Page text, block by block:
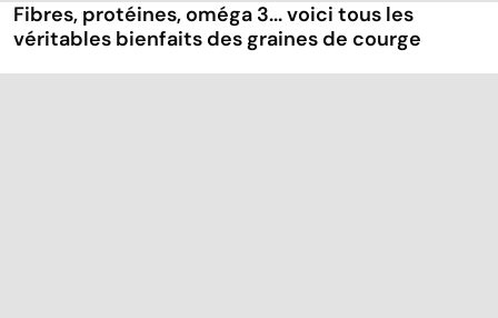
Fibres, protéines, oméga 3... voici tous les
véritables bienfaits des graines de courge